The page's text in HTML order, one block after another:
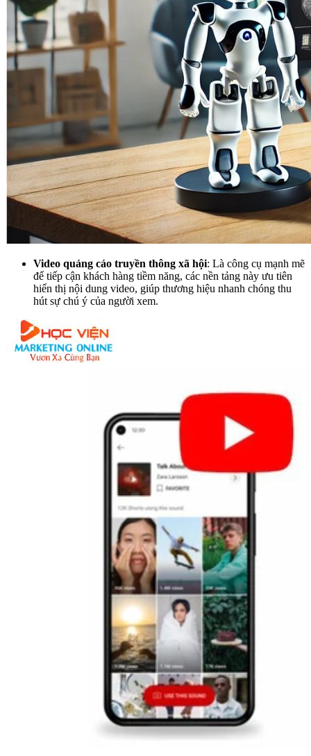
Video quảng cáo truyền thông xã hội: Là công cụ mạnh mẽ
để tiếp cận khách hàng tiềm năng, các nền tảng này ưu tiên
hiển thị nội dung video, giúp thương hiệu nhanh chóng thu
hút sự chú ý của người xem.